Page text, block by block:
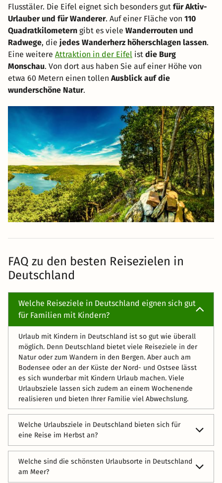
Flusstäler. Die Eifel eignet sich besonders gut für Aktiv-
Urlauber und für Wanderer. Auf einer Fläche von 110
Quadratkilometern gibt es viele Wanderrouten und
Radwege, die jedes Wanderherz höherschlagen lassen.
Eine weitere Attraktion in der Eifel ist die Burg
Monschau. Von dort aus haben Sie auf einer Höhe von
etwa 60 Metern einen tollen Ausblick auf die
wunderschöne Natur.
FAQ zu den besten Reisezielen in
Deutschland
Welche Reiseziele in Deutschland eignen sich gut
für Familien mit Kindern?
Urlaub mit Kindern in Deutschland ist so gut wie überall
möglich. Denn Deutschland bietet viele Reiseziele in der
Natur oder zum Wandern in den Bergen. Aber auch am
Bodensee oder an der Küste der Nord- und Ostsee lässt
es sich wunderbar mit Kindern Urlaub machen. Viele
Urlaubsziele lassen sich zudem an einem Wochenende
realisieren und bieten Ihrer Familie viel Abwechslung.
Welche Urlaubsziele in Deutschland bieten sich für
eine Reise im Herbst an?
Wandern. Urlaubsziele, die hierfür infrage kommen, gibt
es viele in Deutschland. Besonders schön ist es zum
Welche sind die schönsten Urlaubsorte in Deutschland
am Meer?